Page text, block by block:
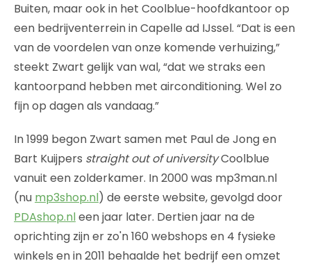
Buiten, maar ook in het Coolblue-hoofdkantoor op
een bedrijventerrein in Capelle ad IJssel. “Dat is een
van de voordelen van onze komende verhuizing,”
steekt Zwart gelijk van wal, “dat we straks een
kantoorpand hebben met airconditioning. Wel zo
fijn op dagen als vandaag.”
In 1999 begon Zwart samen met Paul de Jong en
Bart Kuijpers straight out of universityCoolblue
vanuit een zolderkamer. In 2000 was mp3man.nl
(nu mp3shop.nl) de eerste website, gevolgd door
PDAshop.nleen jaar later. Dertien jaar na de
oprichting zijn er zo'n 160 webshops en 4 fysieke
winkels en in 2011 behaalde het bedrijf een omzet